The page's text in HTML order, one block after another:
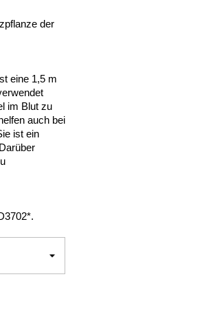
der
eine 1,5 m
im Blut zu
auch bei
ist ein